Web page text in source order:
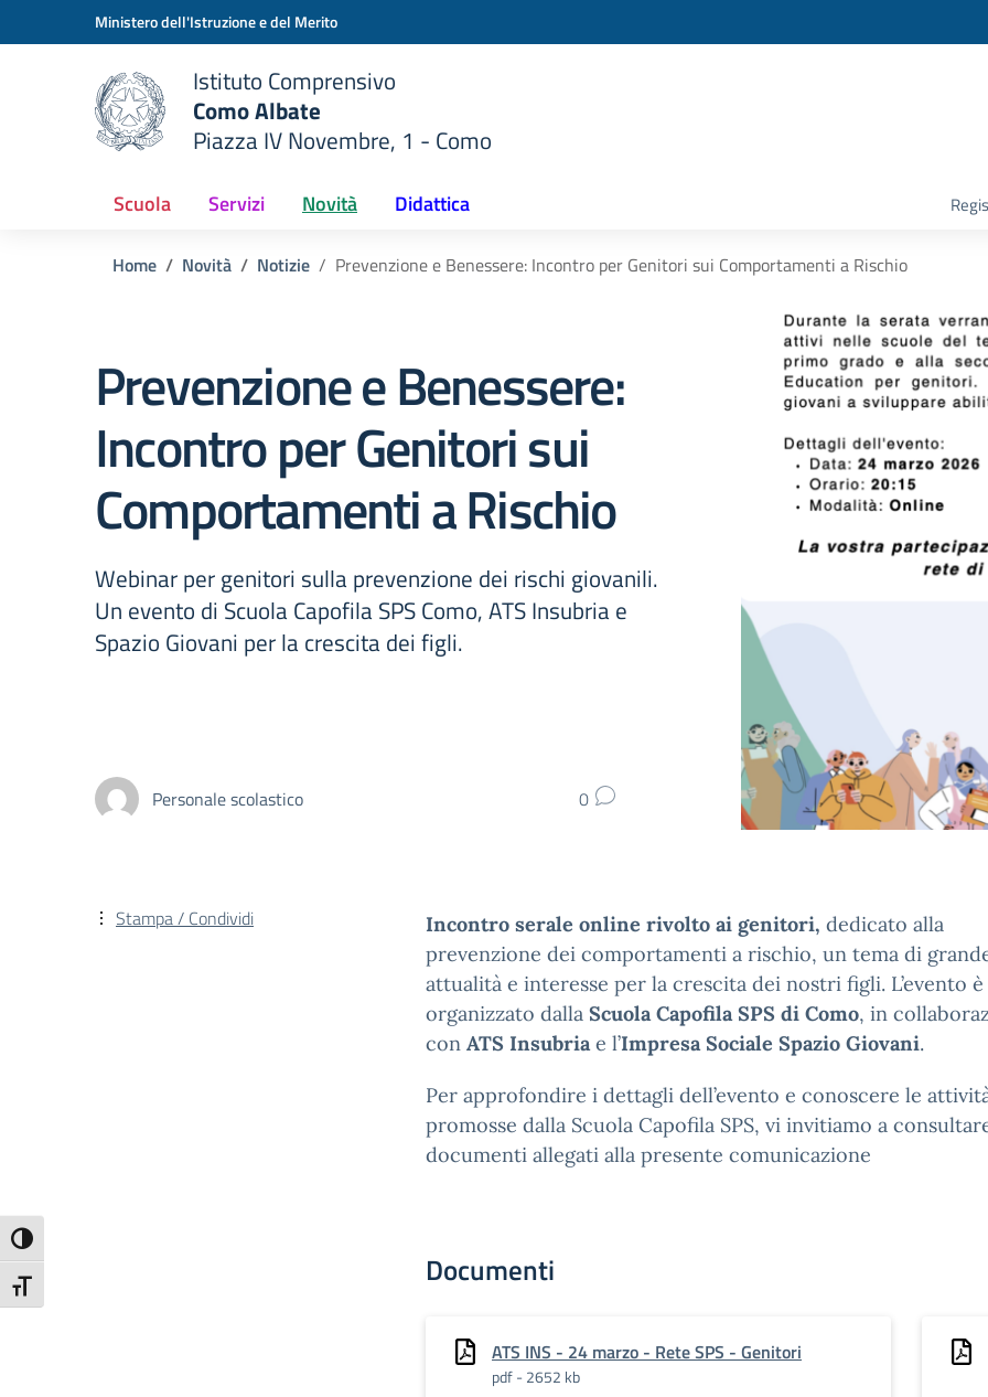
Attiva/disattiva alto contrasto
Attiva/disattiva dimensione testo
Vai ai contenuti
Vai al menu di navigazioneMinistero dell'Istruzione e del Merito
scuola
Istituto Comprensivo
Como Albate
Piazza IV Novembre, 1 - Como
Scuola Servizi Novità Didattica
Home Novità Notizie Prevenzione e Benessere: Incontro per Genitori sui Comportamenti a Rischio
Prevenzione e Benessere:
Incontro per Genitori sui
Comportamenti a Rischio
Webinar per genitori sulla prevenzione dei rischi giovanili.
Un evento di Scuola Capofila SPS Como, ATS Insubria e
Spazio Giovani per la crescita dei figli.
Personale scolastico 0
Incontro serale online rivolto ai genitori, dedicato alla
prevenzione dei comportamenti a rischio, un tema di
attualità e interesse per la crescita dei nostri figli. L’evento è
organizzato dalla Scuola Capofila SPS di Como, in
con ATS Insubriae l’Impresa Sociale Spazio Giovani.
Per approfondire i dettagli dell’evento e conoscere le
promosse dalla Scuola Capofila SPS, vi invitiamo a
documenti allegati alla presente comunicazione
Documenti
ATS INS - 24 marzo - Rete SPS - Genitori
pdf - 2652 kb
Stampa / Condividi